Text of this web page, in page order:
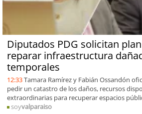
Diputados PDG solicitan
reparar infraestructura
temporales
12:33Tamara Ramírez y Fabián Ossandón
pedir un catastro de los daños, recursos
extraordinarias para recuperar espacios
soyvalparaiso